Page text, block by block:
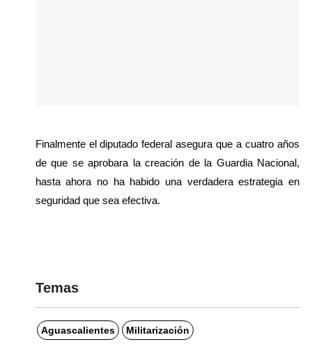
Finalmente el diputado federal asegura que a cuatro años
de que se aprobara la creación de la Guardia Nacional,
hasta ahora no ha habido una verdadera estrategia en
seguridad que sea efectiva.
Temas
Aguascalientes Militarización